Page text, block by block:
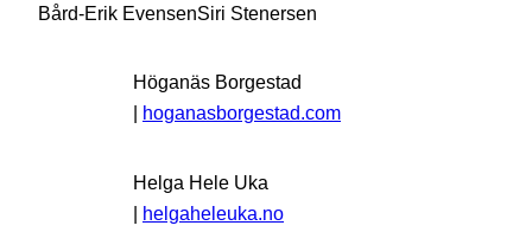
Bård-Erik EvensenSiri Stenersen
Höganäs Borgestad
| hoganasborgestad.com
Helga Hele Uka
| helgaheleuka.no